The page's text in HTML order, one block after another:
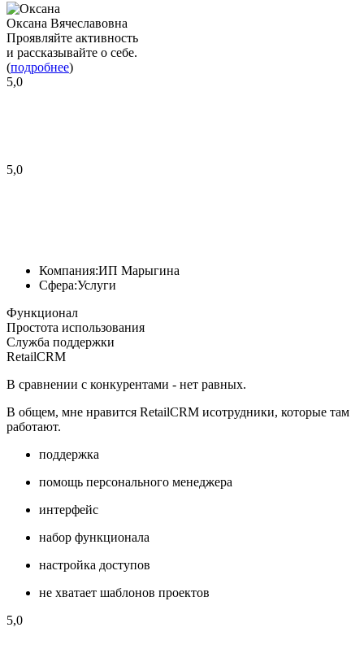
Оксана Вячеславовна
Проявляйте активность
и рассказывайте о себе.
(подробнее)
5,0
5,0
Компания:ИП Марыгина
Сфера:Услуги
Функционал
Простота использования
Служба поддержки
RetailCRM
В сравнении с конкурентами - нет равных.
В общем, мне нравится RetailCRM исотрудники, которые там
работают.
поддержка
помощь персонального менеджера
интерфейс
набор функционала
настройка доступов
не хватает шаблонов проектов
5,0